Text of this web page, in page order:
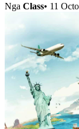
Nga Class• 11